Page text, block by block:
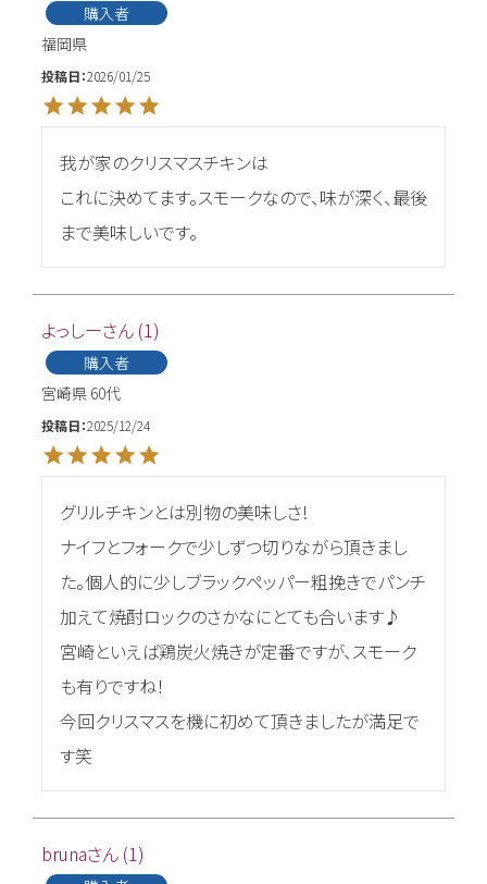
購入者
福岡県
投稿日 2026/01/25
我が家のクリスマスチキンは
これに決めてます。スモークなので、味が深く、最後
まで美味しいです。
よっしー 1
購入者
宮崎県 60代
投稿日 2025/12/24
グリルチキンとは別物の美味しさ!
ナイフとフォークで少しずつ切りながら頂きまし
た。個人的に少しブラックペッパー粗挽きでパンチ
加えて焼酎ロックのさかなにとても合います♪
宮崎といえば鶏炭火焼きが定番ですが、スモーク
も有りですね！
今回クリスマスを機に初めて頂きましたが満足で
す笑
bruna 1